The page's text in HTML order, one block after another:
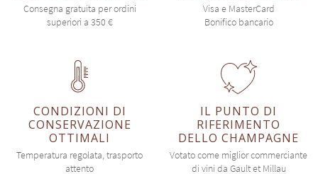
Consegna gratuita per ordini
superiori a 350 €
Visa e MasterCard
Bonifico bancario
CONDIZIONI DI
CONSERVAZIONE
OTTIMALI
Temperatura regolata, trasporto
attento
IL PUNTO DI
RIFERIMENTO
DELLO CHAMPAGNE
Votato come miglior commerciante
di vini da Gault et Millau